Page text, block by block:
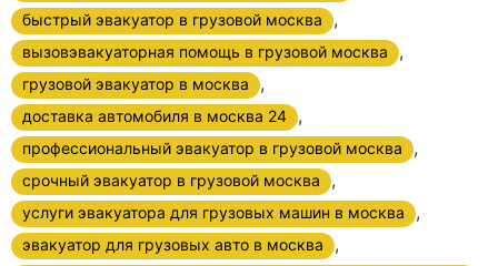
быстрый эвакуатор в грузовой москва ,
вызовэвакуаторная помощь в грузовой москва ,
грузовой эвакуатор в москва ,
доставка автомобиля в москва 24 ,
профессиональный эвакуатор в грузовой москва ,
срочный эвакуатор в грузовой москва ,
услуги эвакуатора для грузовых машин в москва ,
эвакуатор для грузовых авто в москва ,